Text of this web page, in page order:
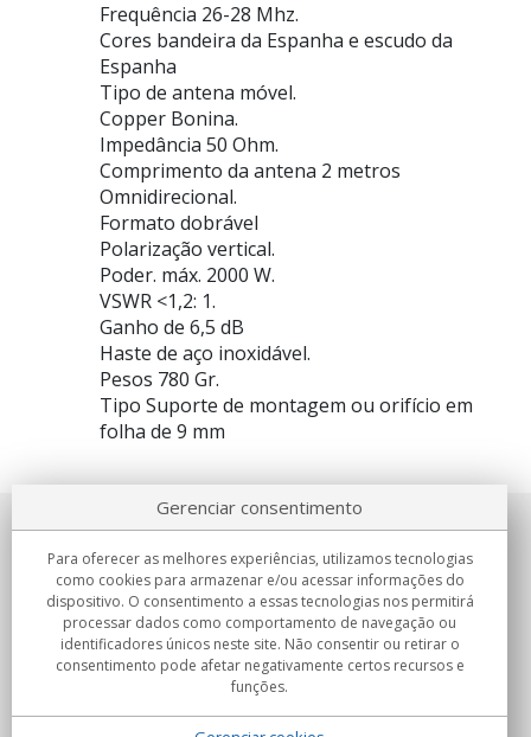
Frequência 26-28 Mhz.
Cores bandeira da Espanha e escudo da
Espanha
Tipo de antena móvel.
Copper Bonina.
Impedância 50 Ohm.
Comprimento da antena 2 metros
Omnidirecional.
Formato dobrável
Polarização vertical.
Poder. máx. 2000 W.
VSWR <1,2: 1.
Ganho de 6,5 dB
Haste de aço inoxidável.
Pesos 780 Gr.
Tipo Suporte de montagem ou orifício em
folha de 9 mm
Sobre nosotros
Compromissos
Compras
Gerenciar consentimento
Para oferecer as melhores experiências, utilizamos tecnologias
como cookies para armazenar e/ou acessar informações do
dispositivo. O consentimento a essas tecnologias nos permitirá
processar dados como comportamento de navegação ou
identificadores únicos neste site. Não consentir ou retirar o
consentimento pode afetar negativamente certos recursos e
funções.